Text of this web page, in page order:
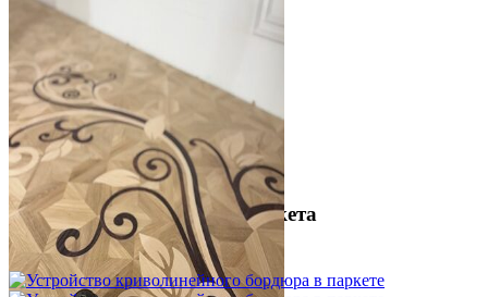
Межслойная шлифовка паркета
1 200 ₽